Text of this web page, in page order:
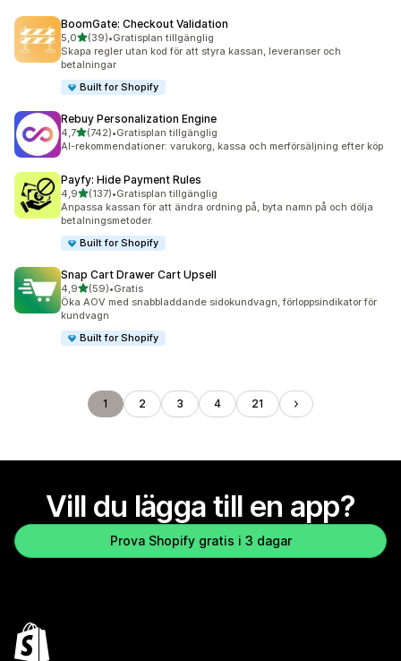
BoomGate: Checkout Validation
5,0av 5 stjärnor
(39)
39 recensioner totalt
•Gratisplan tillgänglig
Skapa regler utan kod för att styra kassan, leveranser och
betalningar
Built for Shopify
Rebuy Personalization Engine
4,7av 5 stjärnor
(742)
742 recensioner totalt
•Gratisplan tillgänglig
AI-rekommendationer: varukorg, kassa och merförsäljning efter köp
Payfy: Hide Payment Rules
4,9av 5 stjärnor
(137)
137 recensioner totalt
•Gratisplan tillgänglig
Anpassa kassan för att ändra ordning på, byta namn på och dölja
betalningsmetoder.
Built for Shopify
Snap Cart Drawer Cart Upsell
4,9av 5 stjärnor
(59)
59 recensioner totalt
•Gratis
Öka AOV med snabbladdande sidokundvagn, förloppsindikator för
kundvagn
Built for Shopify
1 2 3 4 21
Vill du lägga till en app?
Prova Shopify gratis i 3 dagar